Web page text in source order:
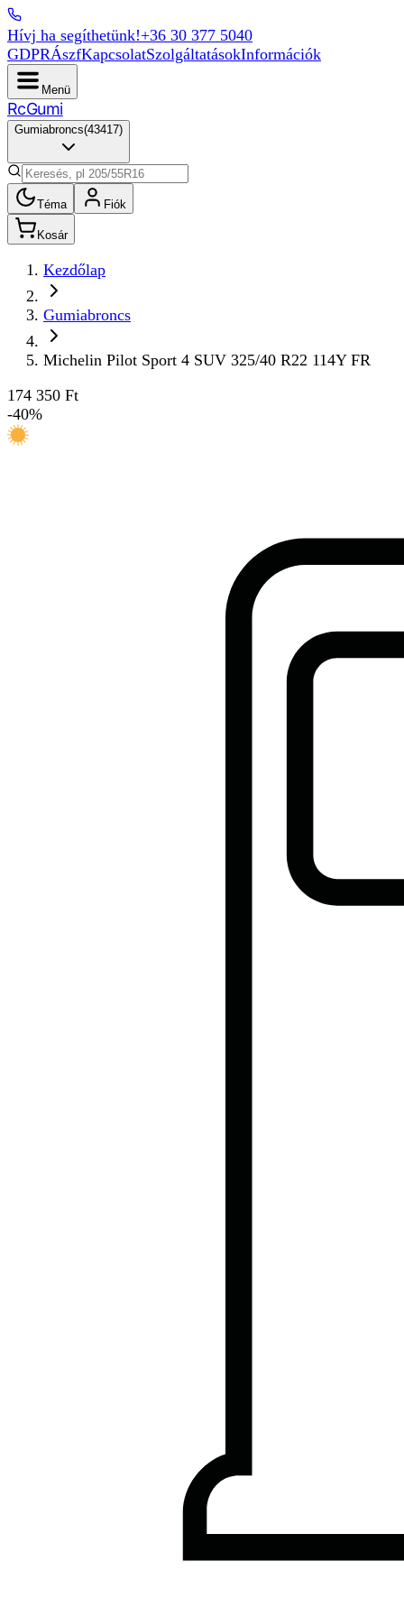
Hívj ha segíthetünk!+36 30 377 5040
GDPRÁszfKapcsolatSzolgáltatásokInformációk
Menü
RcGumi
Gumiabroncs(43417)
Téma Fiók
Kosár
Kezdőlap
Gumiabroncs
Michelin Pilot Sport 4 SUV 325/40 R22 114Y FR
174 350 Ft
-40%